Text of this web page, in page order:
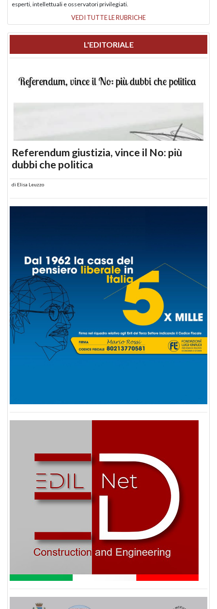
esperti, intellettuali e osservatori privilegiati.
VEDI TUTTE LE RUBRICHE
L'EDITORIALE
Referendum giustizia, vince il No: più
dubbi che politica
di Elisa Leuzzo